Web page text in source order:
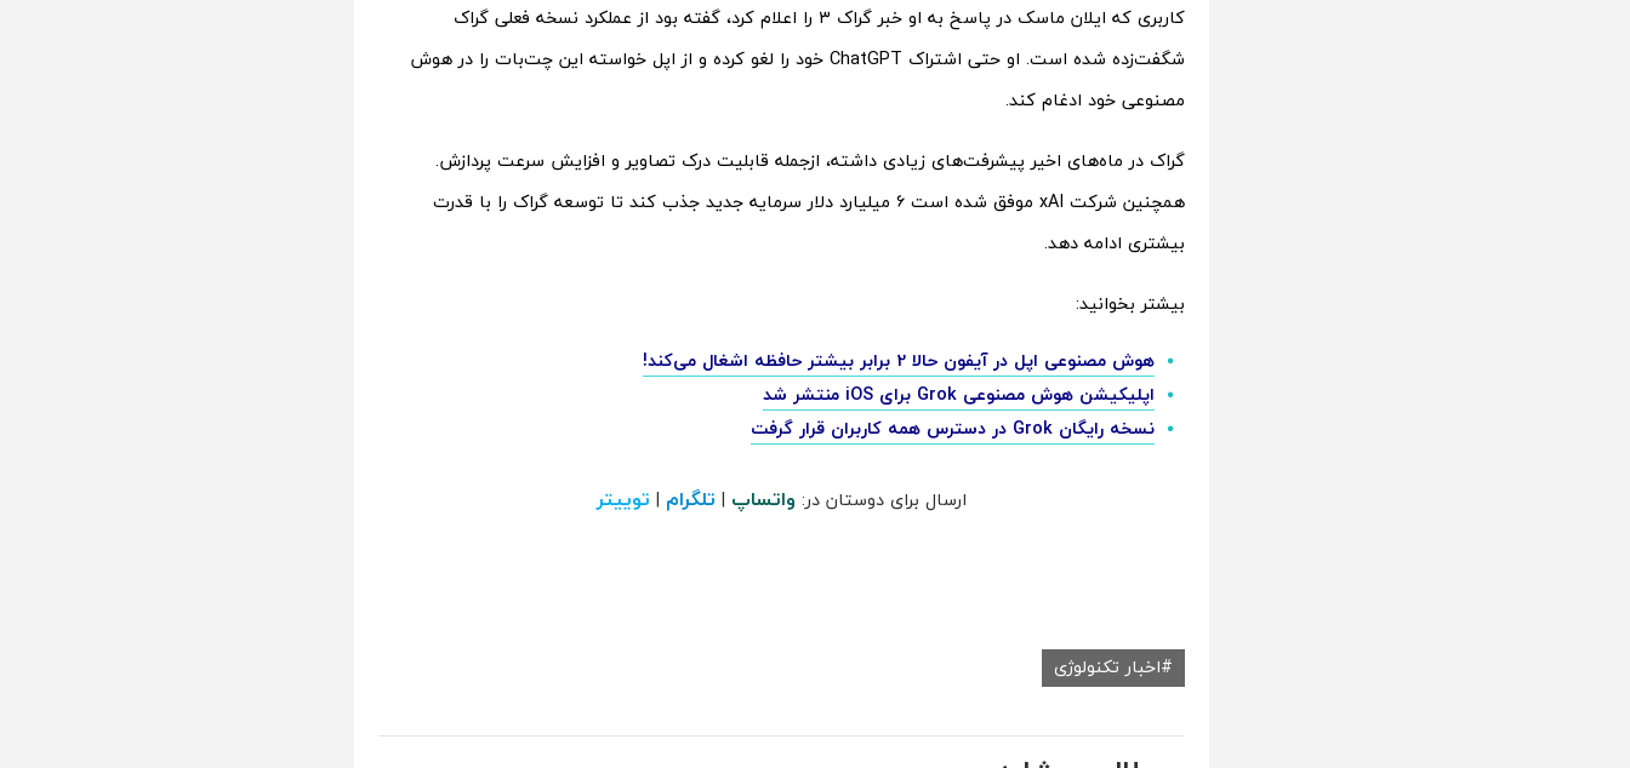
کاربری که ایلان ماسک در پاسخ به او خبر گراک ۳ را اعلام کرد، گفته بود از عملکرد نسخه فعلی گراک
شگفت‌زده شده است. او حتی اشتراک ChatGPT خود را لغو کرده و از اپل خواسته این چت‌بات را در هوش
مصنوعی خود ادغام کند.
گراک در ماه‌های اخیر پیشرفت‌های زیادی داشته، ازجمله قابلیت درک تصاویر و افزایش سرعت پردازش.
همچنین شرکت xAI موفق شده است ۶ میلیارد دلار سرمایه جدید جذب کند تا توسعه گراک را با قدرت
بیشتری ادامه دهد.
بیشتر بخوانید:
هوش مصنوعی اپل در آیفون حالا 2 برابر بیشتر حافظه اشغال می‌کند!
اپلیکیشن هوش مصنوعی Grok برای iOS منتشر شد
نسخه رایگان Grok در دسترس همه کاربران قرار گرفت
ارسال برای دوستان در: واتساپ | تلگرام | توییتر
اخبار تکنولوژی